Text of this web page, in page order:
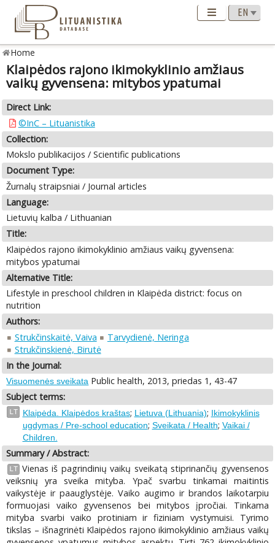
Home
Klaipėdos rajono ikimokyklinio amžiaus
vaikų gyvensena: mitybos ypatumai
Direct Link:
©InC – Lituanistika
Collection:
Mokslo publikacijos / Scientific publications
Document Type:
Žurnalų straipsniai / Journal articles
Language:
Lietuvių kalba / Lithuanian
Title:
Klaipėdos rajono ikimokyklinio amžiaus vaikų gyvensena:
mitybos ypatumai
Alternative Title:
Lifestyle in preschool children in Klaipėda district: focus on
nutrition
Authors:
Strukčinskaitė, Vaiva
Tarvydienė, Neringa
Strukčinskienė, Birutė
In the Journal:
Visuomenės sveikata Public health, 2013, priedas 1, 43-47
Subject terms:
LT Klaipėda. Klaipėdos kraštas; Lietuva (Lithuania); Ikimokyklinis
ugdymas / Pre-school education; Sveikata / Health; Vaikai /
Children.
Summary / Abstract:
LT Vienas iš pagrindinių vaikų sveikatą stiprinančių gyvensenos
veiksnių yra sveika mityba. Ypač svarbu tinkamai maitintis
vaikystėje ir paauglystėje. Vaiko augimo ir brandos laikotarpiu
formuojasi vaiko gyvensenos bei mitybos įpročiai. Tinkama
mityba svarbi vaiko protiniam ir fiziniam vystymuisi. Tyrimo
tikslas – išnagrinėti Klaipėdos rajono ikimokyklinio amžiaus vaikų